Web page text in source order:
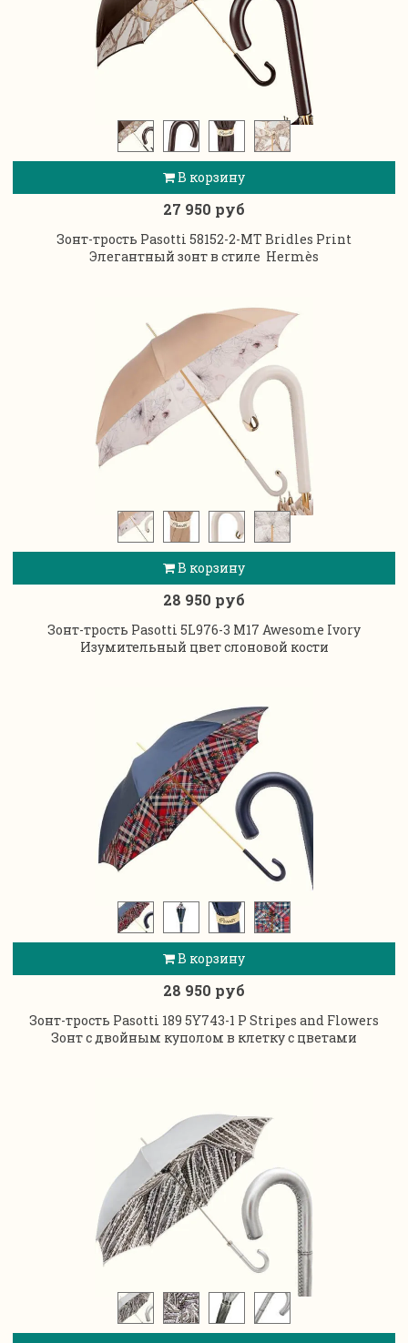
В корзину
27 950 руб
Зонт-трость Pasotti 58152-2-MT Bridles Print
Элегантный зонт в стиле Hermès
В корзину
28 950 руб
Зонт-трость Pasotti 5L976-3 M17 Awesome Ivory
Изумительный цвет слоновой кости
В корзину
28 950 руб
Зонт-трость Pasotti 189 5Y743-1 P Stripes and Flowers
Зонт с двойным куполом в клетку с цветами